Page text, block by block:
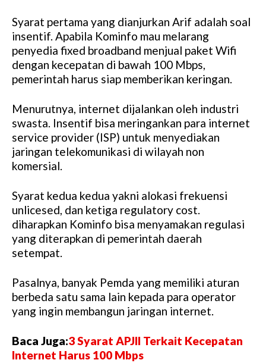
Syarat pertama yang dianjurkan Arif adalah soal
insentif. Apabila Kominfo mau melarang
penyedia fixed broadband menjual paket Wifi
dengan kecepatan di bawah 100 Mbps,
pemerintah harus siap memberikan keringan.
Menurutnya, internet dijalankan oleh industri
swasta. Insentif bisa meringankan para internet
service provider (ISP) untuk menyediakan
jaringan telekomunikasi di wilayah non
komersial.
Syarat kedua kedua yakni alokasi frekuensi
unlicesed, dan ketiga regulatory cost.
diharapkan Kominfo bisa menyamakan regulasi
yang diterapkan di pemerintah daerah
setempat.
Pasalnya, banyak Pemda yang memiliki aturan
berbeda satu sama lain kepada para operator
yang ingin membangun jaringan internet.
Baca Juga:3 Syarat APJII Terkait Kecepatan
Internet Harus 100 Mbps